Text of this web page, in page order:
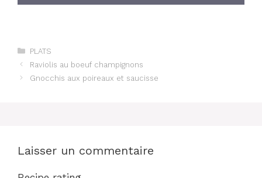
Catégories
PLATS
Raviolis au boeuf champignons
Gnocchis aux poireaux et saucisse
Laisser un commentaire